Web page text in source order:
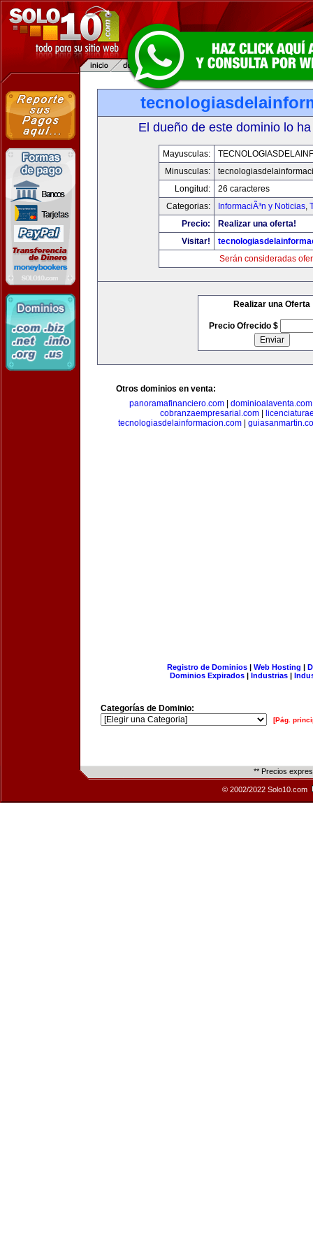
El dueño de este dominio lo
Mayusculas:
Minusculas:
Longitud:
26 caracteres
Categorias:
InformaciÃ³n y Noticias,
Precio:
Realizar una oferta!
Visitar!
Serán consideradas
Realizar una Oferta
Precio Ofrecido $
Otros dominios en venta:
panoramafinanciero.com
dominioalaventa.com
cobranzaempresarial.com
tecnologiasdelainformacion.com|
Registro de Dominios| Web Hosting |
Dominios Expirados | Industrias |
Categorías de Dominio:
[Pág.
** Precios
© 2002/2022 Solo10.com